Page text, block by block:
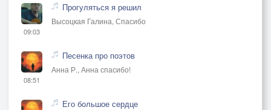
09:03
Прогуляться я решил
Высоцкая Галина, Спасибо
08:51
Песенка про поэтов
Анна Р., Анна спасибо!
Его большое сердце